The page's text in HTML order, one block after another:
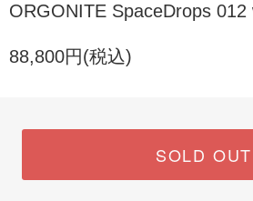
ORGONITE SpaceDrops 012
88,800円(税込)
SOLD OUT